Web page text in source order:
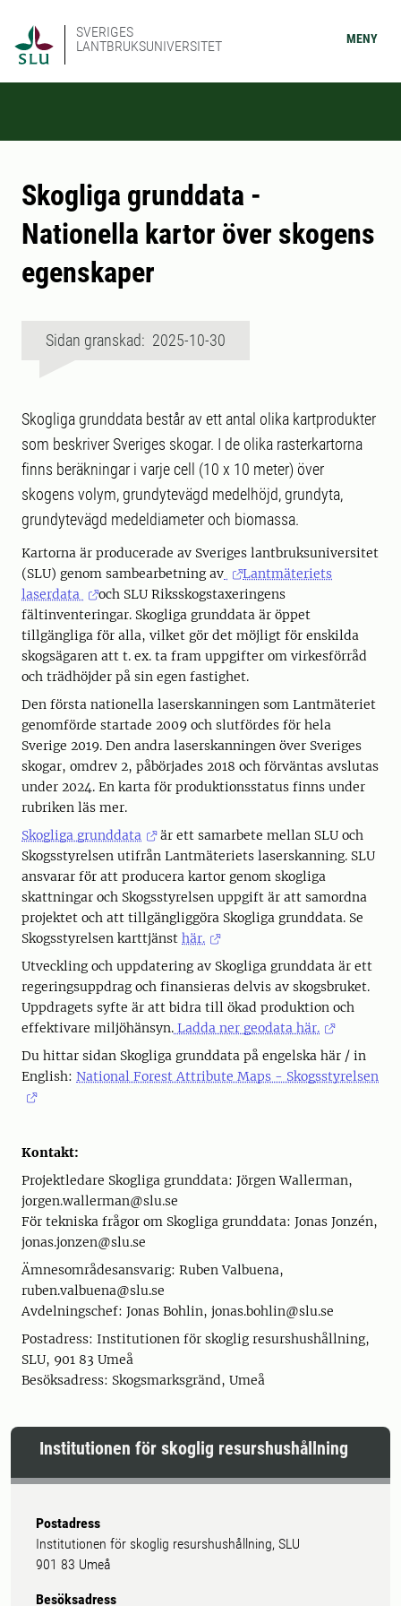
SVERIGES
LANTBRUKSUNIVERSITET
MENY
Skogliga grunddata -
Nationella kartor över skogens
egenskaper
Sidan granskad: 2025-10-30
Skogliga grunddata består av ett antal olika kartprodukter
som beskriver Sveriges skogar. I de olika rasterkartorna
finns beräkningar i varje cell (10 x 10 meter) över
skogens volym, grundytevägd medelhöjd, grundyta,
grundytevägd medeldiameter och biomassa.
Kartorna är producerade av Sveriges lantbruksuniversitet
(SLU) genom sambearbetning av
Lantmäteriets
laserdata
och SLU Riksskogstaxeringens
fältinventeringar. Skogliga grunddata är öppet
tillgängliga för alla, vilket gör det möjligt för enskilda
skogsägaren att t. ex. ta fram uppgifter om virkesförråd
och trädhöjder på sin egen fastighet.
Den första nationella laserskanningen som Lantmäteriet
genomförde startade 2009 och slutfördes för hela
Sverige 2019. Den andra laserskanningen över Sveriges
skogar, omdrev 2, påbörjades 2018 och förväntas avslutas
under 2024. En karta för produktionsstatus finns under
rubriken läs mer.
Skogliga grunddata
är ett samarbete mellan SLU och
Skogsstyrelsen utifrån Lantmäteriets laserskanning. SLU
ansvarar för att producera kartor genom skogliga
skattningar och Skogsstyrelsen uppgift är att samordna
projektet och att tillgängliggöra Skogliga grunddata. Se
Skogsstyrelsen karttjänst här.
Utveckling och uppdatering av Skogliga grunddata är ett
regeringsuppdrag och finansieras delvis av skogsbruket.
Uppdragets syfte är att bidra till ökad produktion och
effektivare miljöhänsyn. Ladda ner geodata här.
Du hittar sidan Skogliga grunddata på engelska här / in
English: National Forest Attribute Maps - Skogsstyrelsen
Kontakt:
Projektledare Skogliga grunddata: Jörgen Wallerman,
jorgen.wallerman@slu.se
För tekniska frågor om Skogliga grunddata: Jonas Jonzén,
jonas.jonzen@slu.se
Ämnesområdesansvarig: Ruben Valbuena,
ruben.valbuena@slu.se
Avdelningschef: Jonas Bohlin, jonas.bohlin@slu.se
Postadress: Institutionen för skoglig resurshushållning,
SLU, 901 83 Umeå
Besöksadress: Skogsmarksgränd, Umeå
Institutionen för skoglig resurshushållning
Postadress
Institutionen för skoglig resurshushållning, SLU
901 83 Umeå
Besöksadress